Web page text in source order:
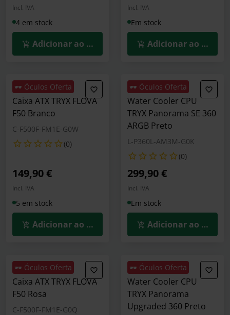
Incl. IVA
4 em stock
Adicionar ao Carrinho
Incl. IVA
Em stock
Adicionar ao
🕶️ Óculos Oferta
Caixa ATX TRYX FLOVA
F50 Branco
C-F500F-FM1E-G0W
(0)
149,90 €
Incl. IVA
5 em stock
Adicionar ao Carrinho
🕶️ Óculos Oferta
Water Cooler CPU
TRYX Panorama SE 360
ARGB Preto
L-P360L-AM3M-G0K
(0)
299,90 €
Incl. IVA
Em stock
Adicionar ao
🕶️ Óculos Oferta
Caixa ATX TRYX FLOVA
F50 Rosa
C-F500F-FM1E-G0Q
🕶️ Óculos Oferta
Water Cooler CPU
TRYX Panorama
Upgraded 360 Preto